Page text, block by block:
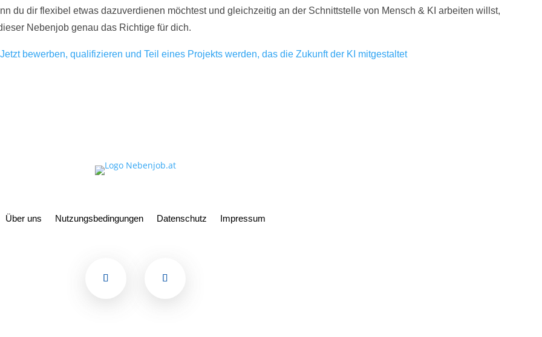
du dir flexibel etwas dazuverdienen möchtest und gleichzeitig an der Schnittstelle von Mensch & KI arbeiten willst,
Nebenjob genau das Richtige für dich.
Jetzt bewerben, qualifizieren und Teil eines Projekts werden, das die Zukunft der KI mitgestaltet
Über uns Nutzungsbedingungen Datenschutz Impressum